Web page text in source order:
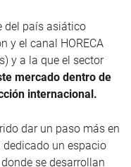
del país asiático
y el canal HORECA
y a la que el sector
mercado dentro de
internacional.
dar un paso más en
dedicado un espacio
se desarrollan